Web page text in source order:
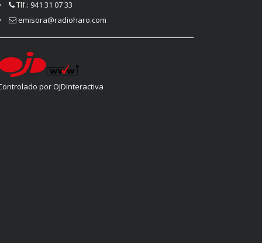
Tlf.: 941 31 07 33
emisora@radioharo.com
por OJDinteractiva